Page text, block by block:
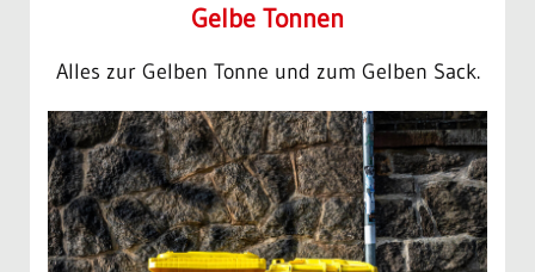
Gelbe Tonnen
Alles zur Gelben Tonne und zum Gelben Sack.